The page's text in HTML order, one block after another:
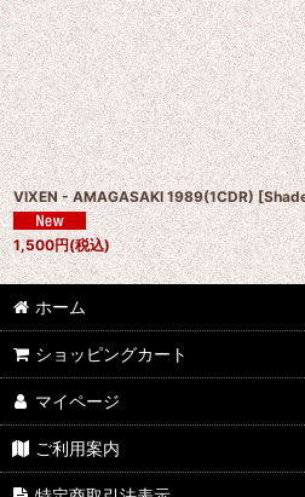
VIXEN - AMAGASAKI 1989(1CDR) [
1,500円(税込)
ホーム
ショッピングカート
マイページ
ご利用案内